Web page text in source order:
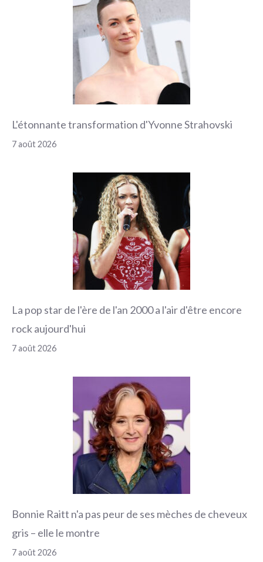
L'étonnante transformation d'Yvonne Strahovski
7 août 2026
La pop star de l'ère de l'an 2000 a l'air d'être encore
rock aujourd'hui
7 août 2026
Bonnie Raitt n'a pas peur de ses mèches de cheveux
gris – elle le montre
7 août 2026